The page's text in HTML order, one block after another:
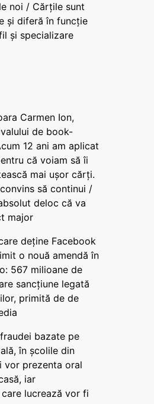
noi / Cărțile sunt
și diferă în funcție
și specializare
Carmen Ion,
de book-
12 ani am aplicat
că voiam să îi
mai ușor cărți.
să continui /
deloc că va
major
deține Facebook
o nouă amendă în
567 milioane de
sancțiune legată
primită de de
bazate pe
în școlile din
vor prezenta oral
iar
lucrează vor fi